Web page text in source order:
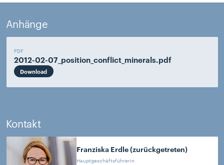
Anhänge
PDF
2012-02-07_position_conflict_minerals.pdf
Download
Kontakt
Franziska Erdle (zurückgetreten)
Hauptgeschäftsführerin